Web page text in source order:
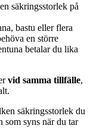
säkringsstorlek på
bastu eller flera
en större
betalar du lika
vid samma tillfälle,
säkringsstorlek du
som syns när du tar